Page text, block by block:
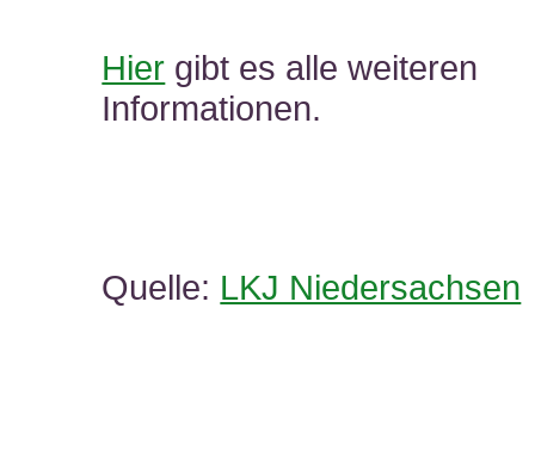
Hier gibt es alle weiteren
Informationen.
Quelle: LKJ Niedersachsen